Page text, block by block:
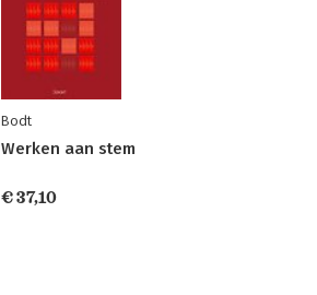
Bodt
Werken aan stem
€ 37,10